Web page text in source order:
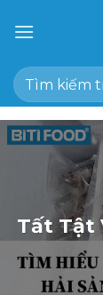
đến
dung
Tìm
kiếm:
Tất Tật